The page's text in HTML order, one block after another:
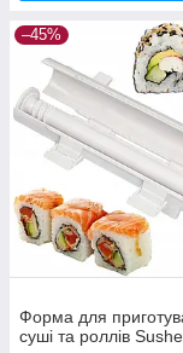
–45%
Форма для
суші та роллів